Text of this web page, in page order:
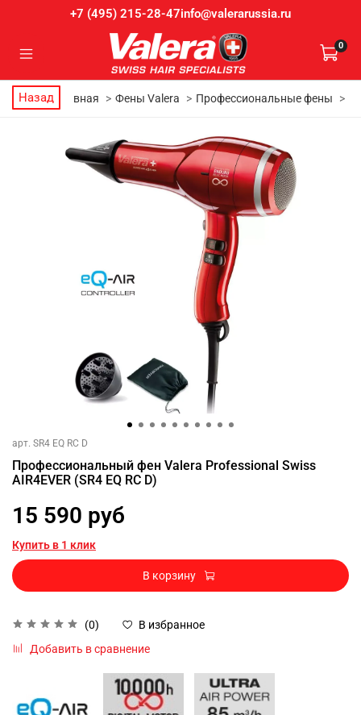
+7 (495) 215-28-47info@valerarussia.ru
0
Назад Главная Фены Valera Профессиональные фены
арт. SR4 EQ RC D
Профессиональный фен Valera Professional Swiss
AIR4EVER (SR4 EQ RC D)
(0)
В избранное
Добавить в сравнение
15 590 руб
Купить в 1 клик
В корзину